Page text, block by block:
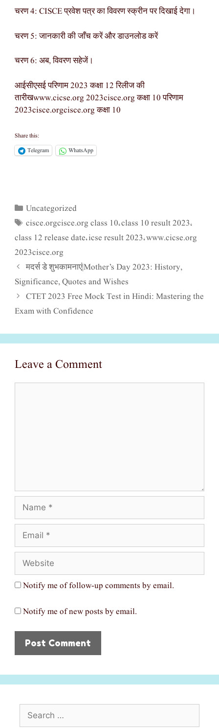
चरण 4: CISCE प्रवेश पत्र का विवरण स्क्रीन पर दिखाई देगा।
चरण 5: जानकारी की जाँच करें और डाउनलोड करें
चरण 6: अब, विवरण सहेजें।
आईसीएसई परिणाम 2023 कक्षा 12 रिलीज की
तारीखwww.cicse.org 2023cisce.org कक्षा 10 परिणाम
2023cisce.orgcisce.org कक्षा 10
Share this:
Telegram
WhatsApp
Categories
Uncategorized
Tags
cisce.orgcisce.org class 10,class 10 result 2023 ,
class 12 release date,icse result 2023 ,www.cicse.org
2023cisce.org
मदर्स डे शुभकामनाएं|Mother’s Day 2023: History,
Significance, Quotes and Wishes
CTET 2023 Free Mock Test in Hindi: Mastering the
Exam with Confidence
Leave a Comment
Notify me of follow-up comments by email.
Notify me of new posts by email.